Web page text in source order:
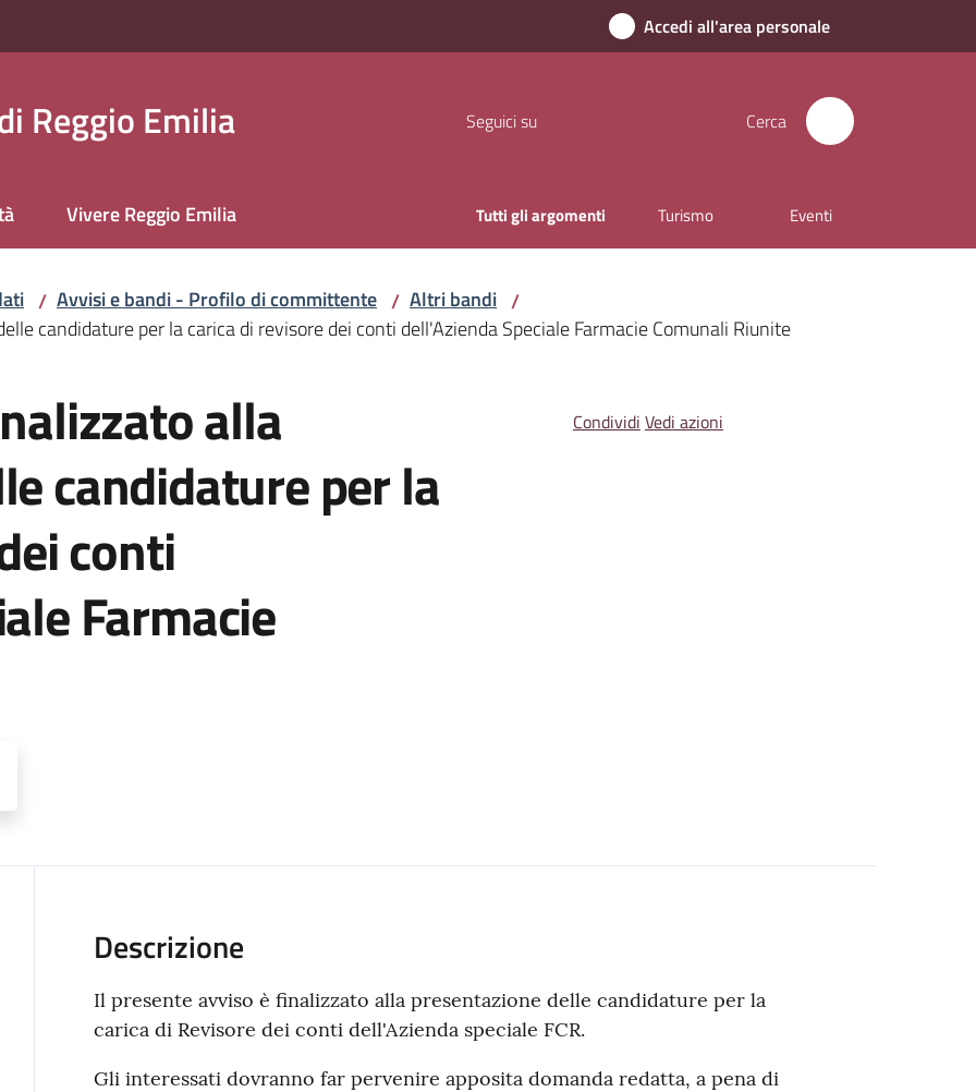
Accedi all'area personale
Reggio Emilia Seguici su Cerca
Vivere Reggio Emilia Tutti gli argomenti Turismo Eventi
/ Avvisi e bandi - Profilo di committente / Altri bandi /
candidature per la carica di revisore dei conti dell'Azienda Speciale Farmacie Comunali Riunite
alla
candidature per la
conti
Farmacie
Condividi Vedi azioni
Descrizione
Il presente avviso è finalizzato alla presentazione delle candidature per la
carica di Revisore dei conti dell'Azienda speciale FCR.
Gli interessati dovranno far pervenire apposita domanda redatta, a pena di